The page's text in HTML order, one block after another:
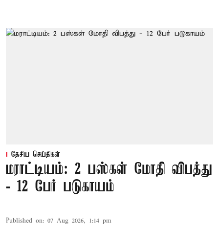
தேசிய செய்திகள்
மராட்டியம்: 2 பஸ்கள் மோதி விபத்து
- 12 பேர் படுகாயம்
Published on: 07 Aug 2026, 1:14 pm